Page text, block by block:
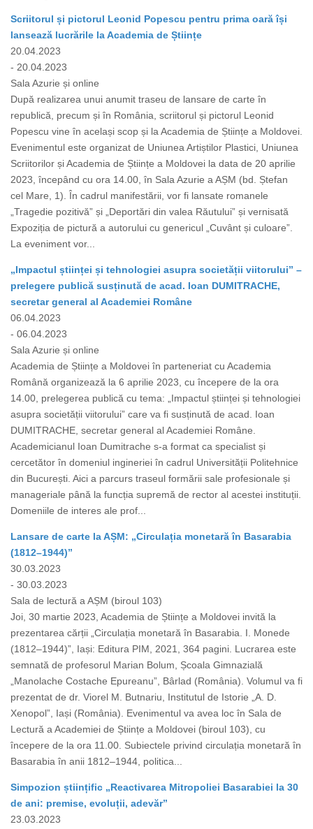
Scriitorul și pictorul Leonid Popescu pentru prima oară își
lansează lucrările la Academia de Științe
20.04.2023
- 20.04.2023
Sala Azurie și online
După realizarea unui anumit traseu de lansare de carte în
republică, precum și în România, scriitorul și pictorul Leonid
Popescu vine în același scop și la Academia de Științe a Moldovei.
Evenimentul este organizat de Uniunea Artiștilor Plastici, Uniunea
Scriitorilor și Academia de Științe a Moldovei la data de 20 aprilie
2023, începând cu ora 14.00, în Sala Azurie a AȘM (bd. Ștefan
cel Mare, 1). În cadrul manifestării, vor fi lansate romanele
„Tragedie pozitivă” și „Deportări din valea Răutului” și vernisată
Expoziția de pictură a autorului cu genericul „Cuvânt și culoare”.
La eveniment vor...
„Impactul științei și tehnologiei asupra societății viitorului” –
prelegere publică susținută de acad. Ioan DUMITRACHE,
secretar general al Academiei Române
06.04.2023
- 06.04.2023
Sala Azurie și online
Academia de Științe a Moldovei în parteneriat cu Academia
Română organizează la 6 aprilie 2023, cu începere de la ora
14.00, prelegerea publică cu tema: „Impactul științei și tehnologiei
asupra societății viitorului” care va fi susținută de acad. Ioan
DUMITRACHE, secretar general al Academiei Române.
Academicianul Ioan Dumitrache s-a format ca specialist și
cercetător în domeniul ingineriei în cadrul Universității Politehnice
din București. Aici a parcurs traseul formării sale profesionale și
manageriale până la funcția supremă de rector al acestei instituții.
Domeniile de interes ale prof...
Lansare de carte la AȘM: „Circulația monetară în Basarabia
(1812–1944)”
30.03.2023
- 30.03.2023
Sala de lectură a AȘM (biroul 103)
Joi, 30 martie 2023, Academia de Științe a Moldovei invită la
prezentarea cărții „Circulația monetară în Basarabia. I. Monede
(1812–1944)”, Iași: Editura PIM, 2021, 364 pagini. Lucrarea este
semnată de profesorul Marian Bolum, Școala Gimnazială
„Manolache Costache Epureanu”, Bârlad (România). Volumul va fi
prezentat de dr. Viorel M. Butnariu, Institutul de Istorie „A. D.
Xenopol”, Iași (România). Evenimentul va avea loc în Sala de
Lectură a Academiei de Științe a Moldovei (biroul 103), cu
începere de la ora 11.00. Subiectele privind circulația monetară în
Basarabia în anii 1812–1944, politica...
Simpozion științific „Reactivarea Mitropoliei Basarabiei la 30
de ani: premise, evoluții, adevăr”
23.03.2023